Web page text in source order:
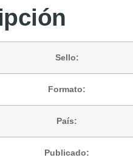
Sello:
Formato:
País:
Publicado: